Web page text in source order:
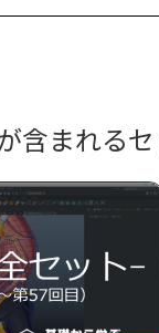
含まれる